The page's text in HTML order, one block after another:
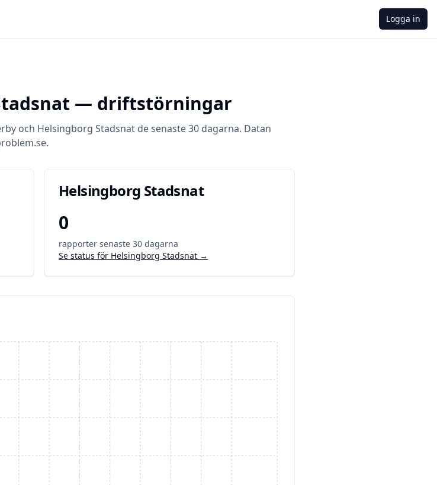
Logga in
— driftstörningar
och Helsingborg Stadsnat de senaste 30 dagarna. Datan
Helsingborg Stadsnat
0
rapporter senaste 30 dagarna
Se status för Helsingborg Stadsnat →